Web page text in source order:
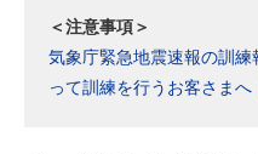
＜注意事項＞
気象庁緊急地震速報の訓
って訓練を行うお客さまへ